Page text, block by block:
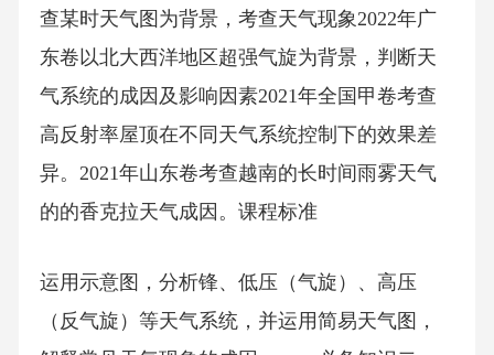
查某时天气图为背景，考查天气现象2022年广
东卷以北大西洋地区超强气旋为背景，判断天
气系统的成因及影响因素2021年全国甲卷考查
高反射率屋顶在不同天气系统控制下的效果差
异。2021年山东卷考查越南的长时间雨雾天气
的的香克拉天气成因。课程标准
运用示意图，分析锋、低压（气旋）、高压
（反气旋）等天气系统，并运用简易天气图，